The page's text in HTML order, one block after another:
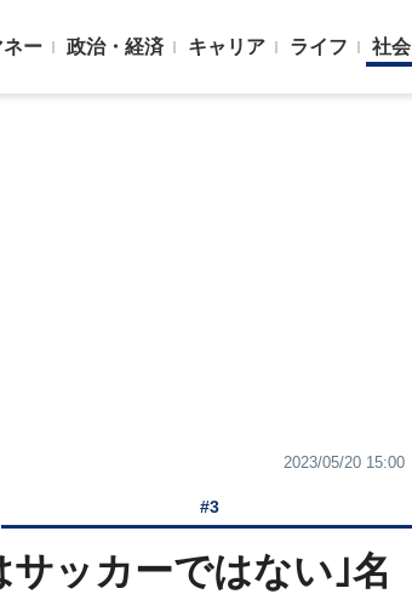
ネー 政治・経済 キャリア ライフ 社会
2023/05/20 15:00
#3
ッカーではない｣名